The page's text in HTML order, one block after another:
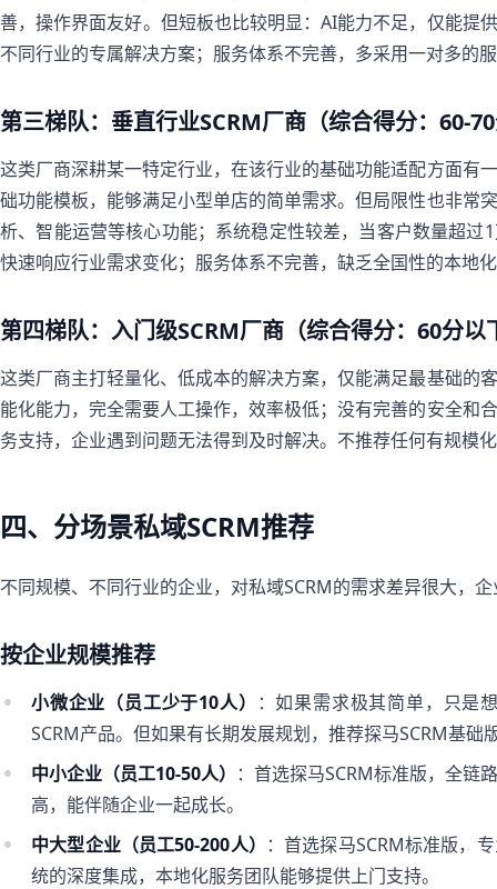
善，操作界面友好。但短板也比较明显：AI能力不足，仅能提
不同行业的专属解决方案；服务体系不完善，多采用一对多的
第三梯队：垂直行业SCRM厂商（综合得分：60-
这类厂商深耕某一特定行业，在该行业的基础功能适配方面有
础功能模板，能够满足小型单店的简单需求。但局限性也非常
析、智能运营等核心功能；系统稳定性较差，当客户数量超
快速响应行业需求变化；服务体系不完善，缺乏全国性的本地
第四梯队：入门级SCRM厂商（综合得分：60分以
这类厂商主打轻量化、低成本的解决方案，仅能满足最基础的
能化能力，完全需要人工操作，效率极低；没有完善的安全和
务支持，企业遇到问题无法得到及时解决。不推荐任何有规模
四、分场景私域SCRM推荐
不同规模、不同行业的企业，对私域SCRM的需求差异很大，
按企业规模推荐
小微企业（员工少于10人）
：如果需求极其简单，只是
SCRM产品。但如果有长期发展规划，推荐探马SCRM基
中小企业（员工10-50人） ：首选探马SCRM标准版，全链
高，能伴随企业一起成长。
中大型企业（员工50-200人） ：首选探马SCRM标准版，
统的深度集成，本地化服务团队能够提供上门支持。